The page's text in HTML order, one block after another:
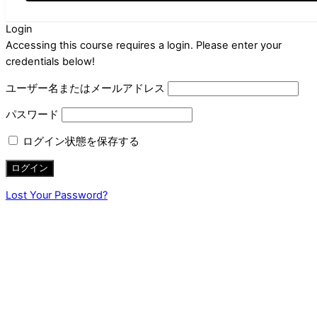
Login
Accessing this course requires a login. Please enter your
credentials below!
ユーザー名またはメールアドレス
パスワード
ログイン状態を保存する
Lost Your Password?